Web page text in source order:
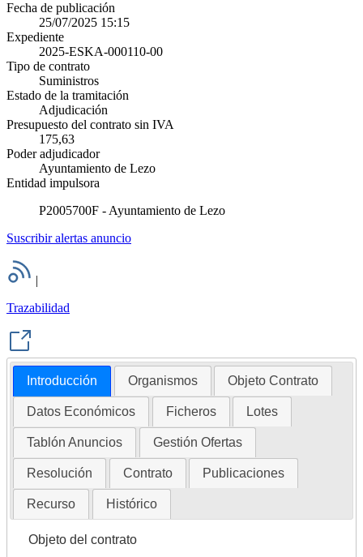
Fecha de publicación
25/07/2025 15:15
Expediente
2025-ESKA-000110-00
Tipo de contrato
Suministros
Estado de la tramitación
Adjudicación
Presupuesto del contrato sin IVA
175,63
Poder adjudicador
Ayuntamiento de Lezo
Entidad impulsora
P2005700F - Ayuntamiento de Lezo
Suscribir alertas anuncio
|
Trazabilidad
Introducción Organismos Objeto Contrato
Datos Económicos Ficheros Lotes
Tablón Anuncios Gestión Ofertas
Resolución Contrato Publicaciones
Recurso Histórico
Objeto del contrato